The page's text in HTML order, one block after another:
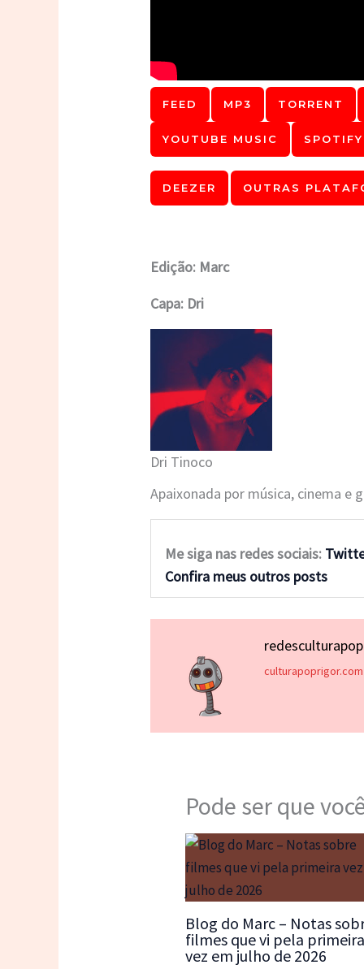
FEED MP3 TORRENT
YOUTUBE MUSIC SPOTIFY
DEEZER OUTRAS
Edição: Marc
Capa: Dri
Dri Tinoco
Apaixonada por música, cinema e
Me siga nas redes sociais:
Confira meus outros posts
culturapoprigor.com
Pode ser que
Blog do Marc – Notas
filmes que vi pela primeira
vez em julho de 2026